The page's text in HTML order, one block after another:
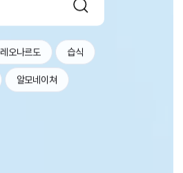
레오나르도 습식
알모네이쳐